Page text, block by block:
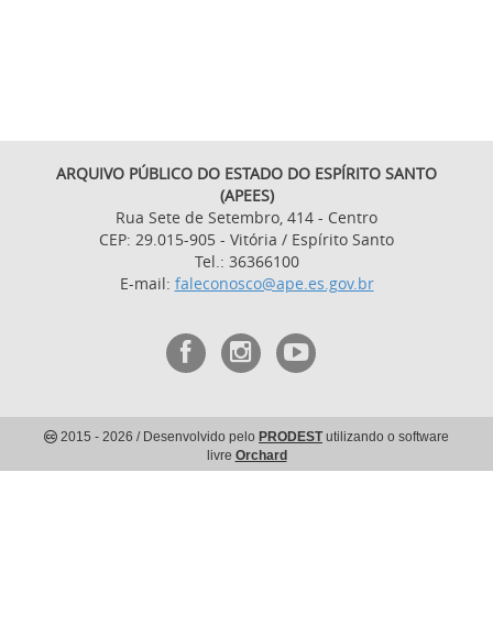
ARQUIVO PÚBLICO DO ESTADO DO ESPÍRITO SANTO
(APEES)
Rua Sete de Setembro, 414 - Centro
CEP: 29.015-905 - Vitória / Espírito Santo
Tel.: 36366100
E-mail: faleconosco@ape.es.gov.br
2015 - 2026 / Desenvolvido pelo PRODESTutilizando o software
livre Orchard